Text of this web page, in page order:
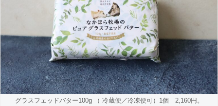
グラスフェッドバター100g （ 冷蔵便／冷凍便可）1個 2,160円。